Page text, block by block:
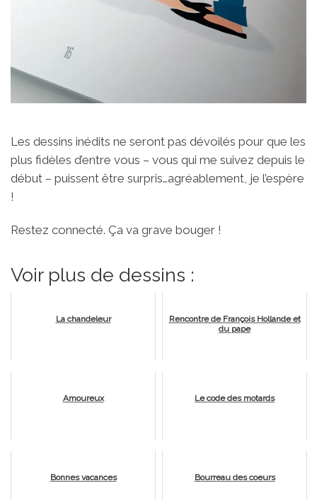
Les dessins inédits ne seront pas dévoilés pour que les
plus fidèles d’entre vous – vous qui me suivez depuis le
début – puissent être surpris…agréablement, je l’espère
!
Restez connecté. Ça va grave bouger !
Voir plus de dessins :
La chandeleur
Rencontre de François Hollande et
du pape
Amoureux Le code des motards
Bonnes vacances Bourreau des coeurs